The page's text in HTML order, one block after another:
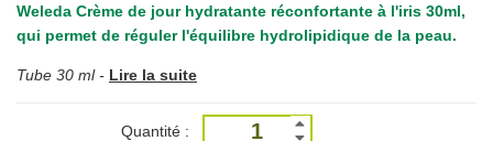
Weleda Crème de jour hydratante réconfortante à l'iris 30ml,
qui permet de réguler l'équilibre hydrolipidique de la peau.
Tube 30 ml - Lire la suite
Quantité :